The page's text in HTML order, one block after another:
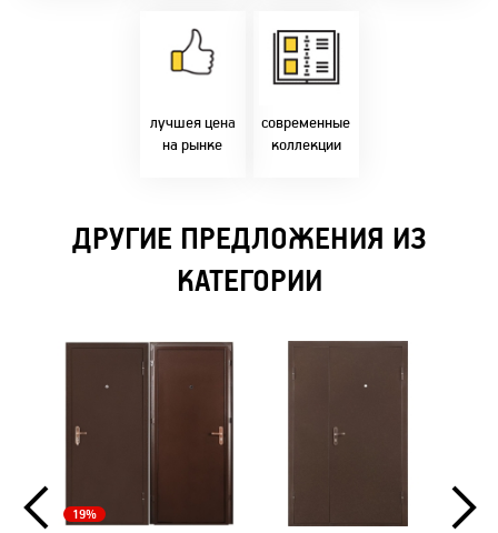
лучшея цена
на рынке
напрямую с
фабрики!
Предлагаем только
современные
коллекции
Идем в ногу с
самыми
современным
стилями и
решениями!
ДРУГИЕ ПРЕДЛОЖЕНИЯ ИЗ
КАТЕГОРИИ
19%